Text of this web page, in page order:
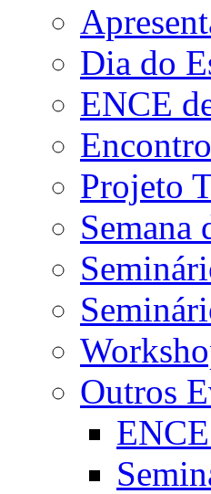
Dia do
ENCE
Projeto
Outros